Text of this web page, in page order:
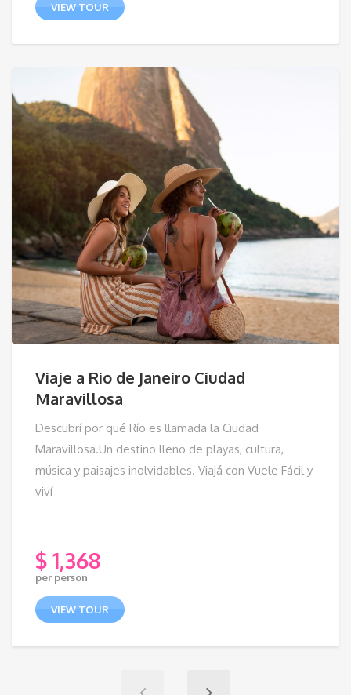
VIEW TOUR
Viaje a Rio de Janeiro Ciudad
Maravillosa
Descubrí por qué Río es llamada la Ciudad
Maravillosa.Un destino lleno de playas, cultura,
música y paisajes inolvidables. Viajá con Vuele Fácil y
viví
$ 1,368
per person
VIEW TOUR